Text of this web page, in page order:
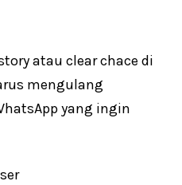
atau clear chace di
mengulang
yang ingin